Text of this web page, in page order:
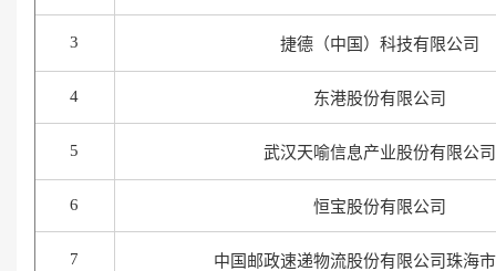
3 捷德（中国）科技有限公司
4 东港股份有限公司
5 武汉天喻信息产业股份有限公司
6 恒宝股份有限公司
7 中国邮政速递物流股份有限公司珠海